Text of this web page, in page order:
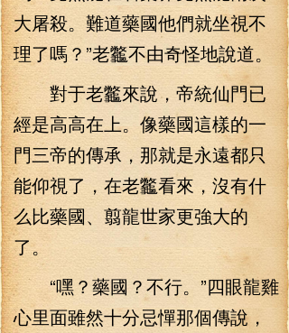
大屠殺。難道藥國他們就坐視不
理了嗎？”老龞不由奇怪地說道。
對于老龞來說，帝統仙門已
經是高高在上。像藥國這樣的一
門三帝的傳承，那就是永遠都只
能仰視了，在老龞看來，沒有什
么比藥國、翦龍世家更強大的
了。
“嘿？藥國？不行。”四眼龍雞
心里面雖然十分忌憚那個傳說，